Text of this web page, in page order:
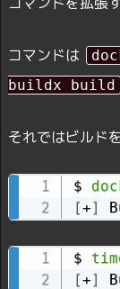
コマンドは
buildx build
それではビルド
$
[+]
$
[+]